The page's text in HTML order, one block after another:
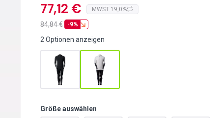
77,12 € MWST 19,0%
84,84€ -9%
2 Optionen anzeigen
Größe auswählen